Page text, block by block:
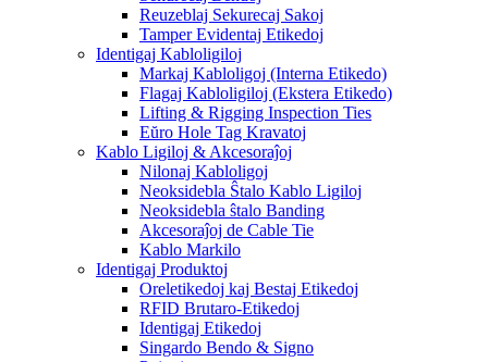
Reuzeblaj Sekurecaj Sakoj
Tamper Evidentaj Etikedoj
Identigaj Kabloligiloj
Markaj Kabloligoj (Interna Etikedo)
Flagaj Kabloligiloj (Ekstera Etikedo)
Lifting & Rigging Inspection Ties
Eŭro Hole Tag Kravatoj
Kablo Ligiloj & Akcesoraĵoj
Nilonaj Kabloligoj
Neoksidebla Ŝtalo Kablo Ligiloj
Neoksidebla ŝtalo Banding
Akcesoraĵoj de Cable Tie
Kablo Markilo
Identigaj Produktoj
Oreletikedoj kaj Bestaj Etikedoj
RFID Brutaro-Etikedoj
Identigaj Etikedoj
Singardo Bendo & Signo